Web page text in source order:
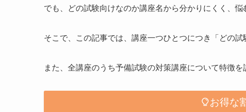
でも、どの試験向けなのか講座名から分かりにくく、悩
そこで、この記事では、講座一つひとつにつき「どの試
また、全講座のうち予備試験の対策講座について特徴を
お得な